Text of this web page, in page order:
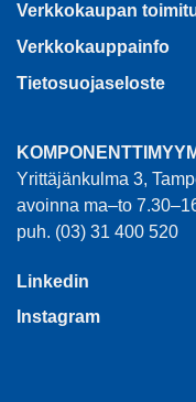
Verkkokaupan
Verkkokauppainfo
Tietosuojaseloste
Yrittäjänkulma 3,
avoinna ma–to
puh. (03) 31 400 520
Linkedin
Instagram